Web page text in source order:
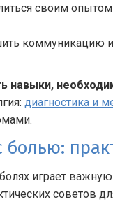
своим
навыки,
диагностика и
болью:
играет
советов